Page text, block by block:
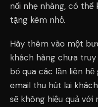
nối nhẹ nhàng, có
tặng kèm nhỏ.
Hãy thêm vào một
khách hàng chưa
bỏ qua các lần liên
email thu hút lại
sẽ không hiệu quả